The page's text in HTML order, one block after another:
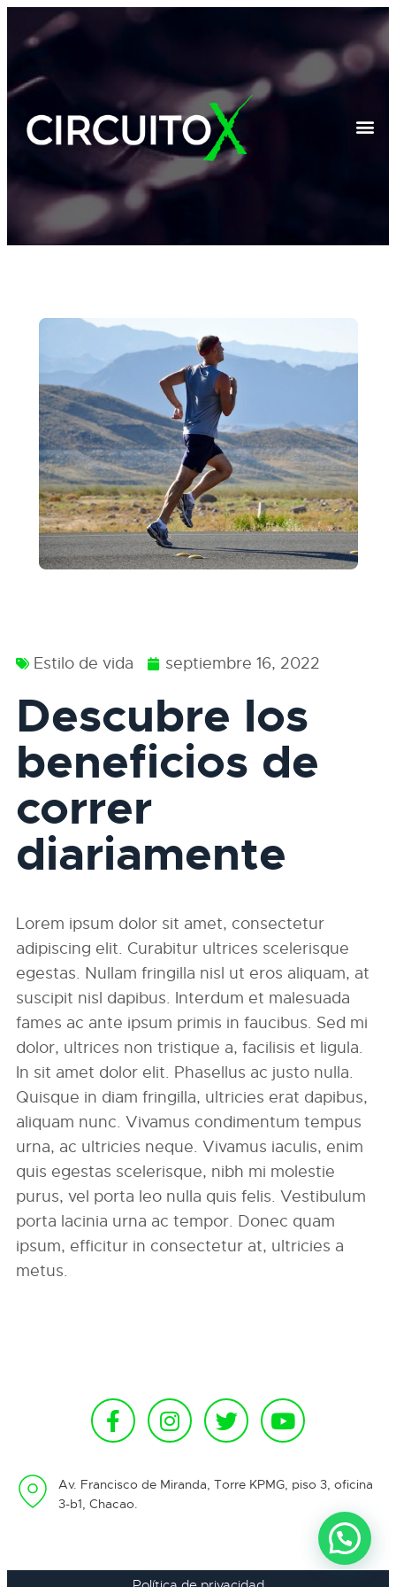
Estilo de vida septiembre 16, 2022
Descubre los
beneficios de
correr
diariamente
Lorem ipsum dolor sit amet, consectetur
adipiscing elit. Curabitur ultrices scelerisque
egestas. Nullam fringilla nisl ut eros aliquam, at
suscipit nisl dapibus. Interdum et malesuada
fames ac ante ipsum primis in faucibus. Sed mi
dolor, ultrices non tristique a, facilisis et ligula.
In sit amet dolor elit. Phasellus ac justo nulla.
Quisque in diam fringilla, ultricies erat dapibus,
aliquam nunc. Vivamus condimentum tempus
urna, ac ultricies neque. Vivamus iaculis, enim
quis egestas scelerisque, nibh mi molestie
purus, vel porta leo nulla quis felis. Vestibulum
porta lacinia urna ac tempor. Donec quam
ipsum, efficitur in consectetur at, ultricies a
metus.
Av. Francisco de Miranda, Torre KPMG, piso 3, oficina
3-b1, Chacao.